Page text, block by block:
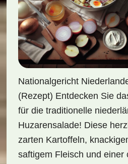
Nationalgericht
(Rezept) Entdecken Sie
für die traditionelle
Huzarensalade! Diese
zarten Kartoffeln,
saftigem Fleisch und einer